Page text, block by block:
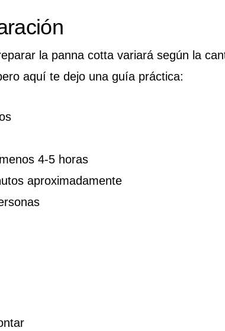
la panna cotta variará según la
aquí te dejo una guía práctica:
4-5 horas
aproximadamente